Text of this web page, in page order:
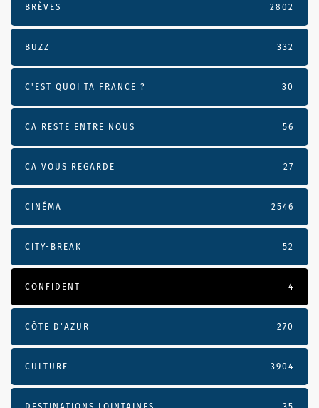
BRÈVES 2802
BUZZ 332
C'EST QUOI TA FRANCE ? 30
CA RESTE ENTRE NOUS 56
CA VOUS REGARDE 27
CINÉMA 2546
CITY-BREAK 52
CONFIDENT 4
CÔTE D’AZUR 270
CULTURE 3904